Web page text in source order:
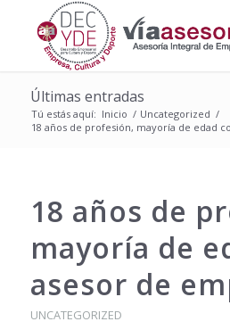
Últimas entradas
Tú estás aquí: Inicio / Uncategorized /
18 años de profesión, mayoría de edad
18 años de
mayoría de
asesor de
UNCATEGORIZED